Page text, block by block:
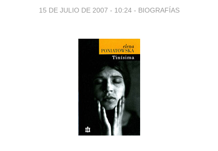
15 DE JULIO DE 2007 - 10:24 - BIOGRAFÍAS